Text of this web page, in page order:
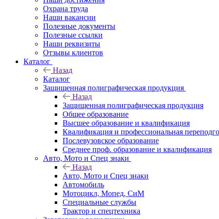
Охрана труда
Наши вакансии
Полезные документы
Полезные ссылки
Наши реквизиты
Отзывы клиентов
Каталог
Назад
Каталог
Защищенная полиграфическая продукция
Назад
Защищенная полиграфическая продукция
Общее образование
Высшее образование и квалификация
Квалификация и профессиональная
Послевузовское образование
Среднее проф. образование и квалификация
Авто, Мото и Спец знаки
Назад
Авто, Мото и Спец знаки
Автомобиль
Мотоцикл, Мопед, СиМ
Специальные службы
Трактор и спецтехника